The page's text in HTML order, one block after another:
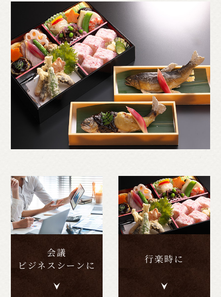
会議
ビジネスシーンに
行楽時に